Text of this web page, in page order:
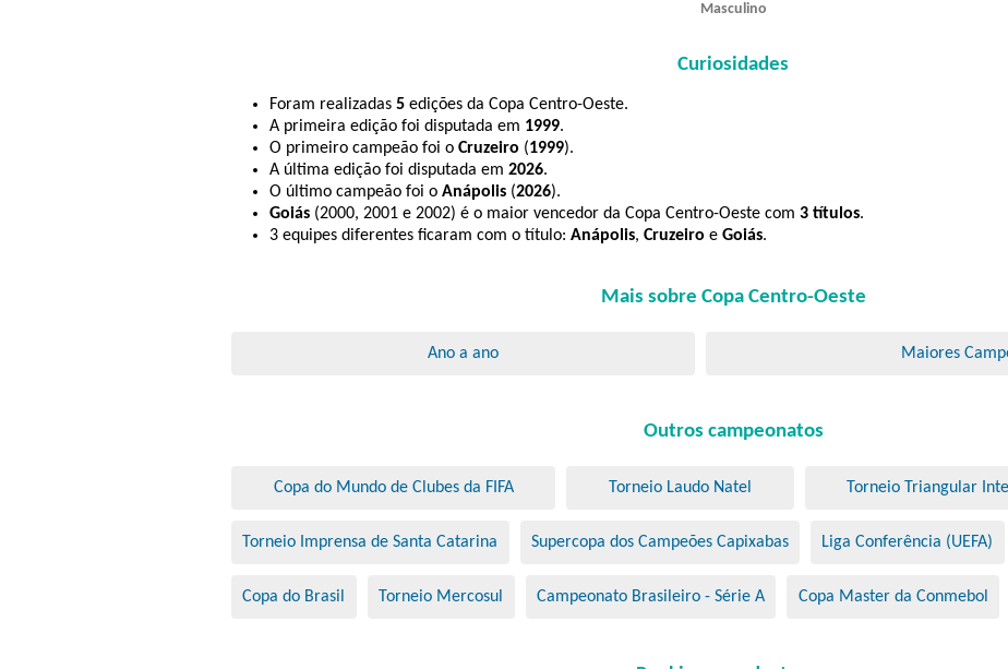
Masculino
Curiosidades
Foram realizadas 5 edições da Copa Centro-Oeste.
A primeira edição foi disputada em 1999.
O primeiro campeão foi o Cruzeiro (1999).
A última edição foi disputada em 2026.
O último campeão foi o Anápolis (2026).
Goiás (2000, 2001 e 2002) é o maior vencedor da Copa Centro-Oeste com 3 títulos.
3 equipes diferentes ficaram com o título: Anápolis, Cruzeiro e Goiás.
Mais sobre Copa Centro-Oeste
Ano a ano Maiores
Outros campeonatos
Copa do Mundo de Clubes da FIFA Torneio Laudo Natel Torneio Triangular
Torneio Imprensa de Santa Catarina Supercopa dos Campeões Capixabas Liga Conferência (UEFA)
Copa do Brasil Torneio Mercosul Campeonato Brasileiro - Série A Copa Master da Conmebol